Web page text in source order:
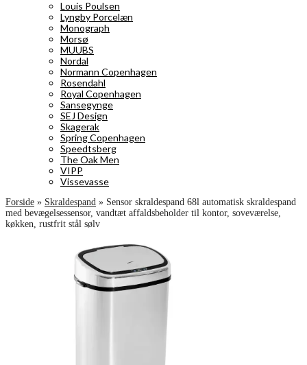
Louis Poulsen
Lyngby Porcelæn
Monograph
Morsø
MUUBS
Nordal
Normann Copenhagen
Rosendahl
Royal Copenhagen
Sansegynge
SEJ Design
Skagerak
Spring Copenhagen
Speedtsberg
The Oak Men
VIPP
Vissevasse
Forside » Skraldespand » Sensor skraldespand 68l automatisk skraldespand
med bevægelsessensor, vandtæt affaldsbeholder til kontor, soveværelse,
køkken, rustfrit stål sølv